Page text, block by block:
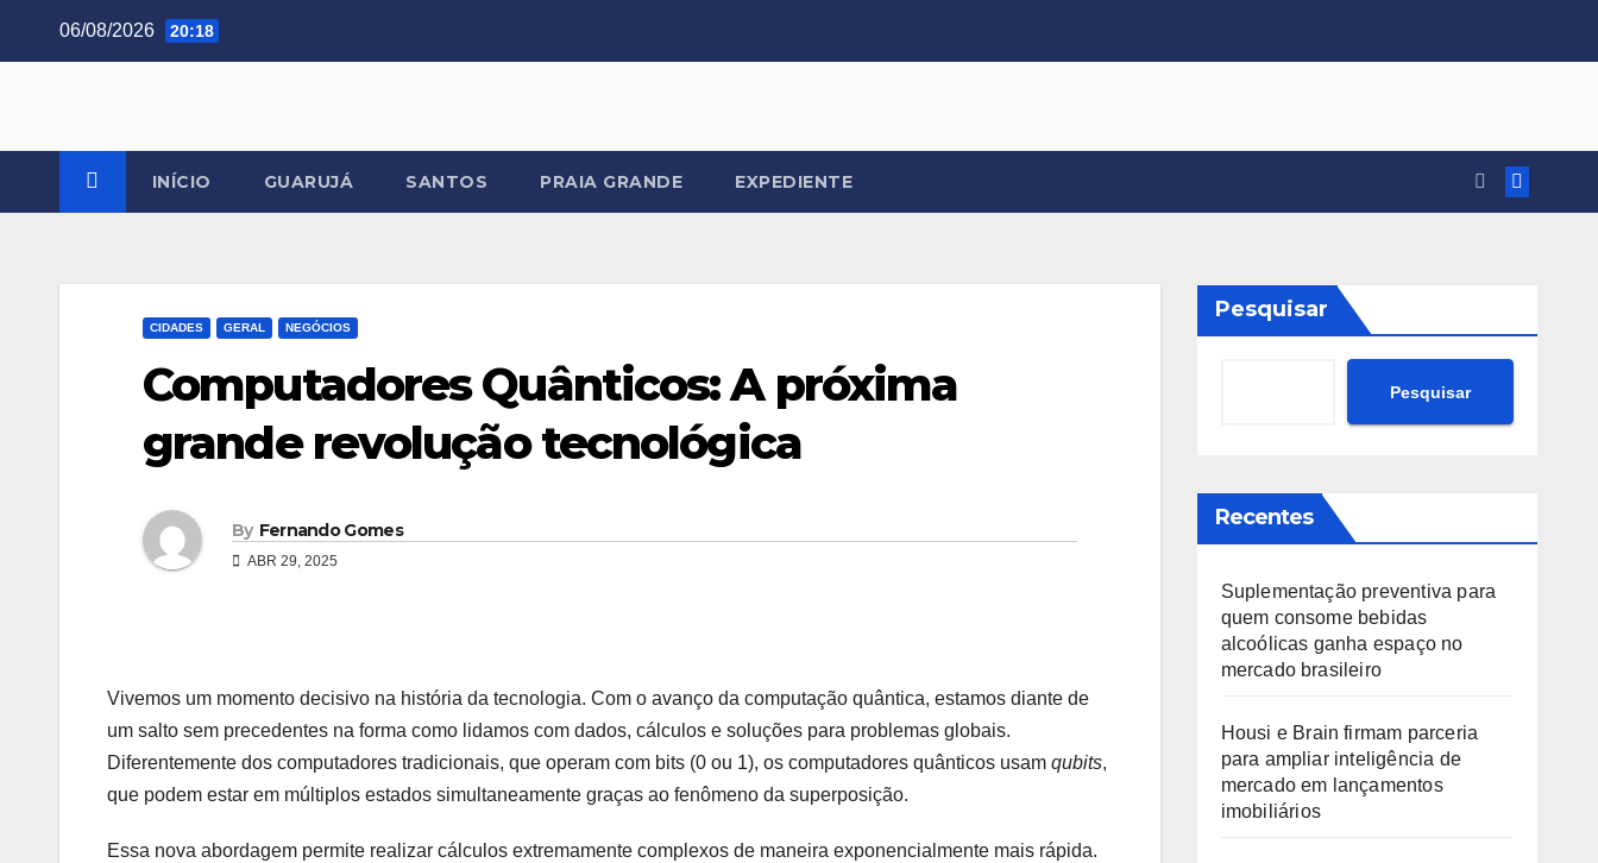
06/08/2026 20:18
INÍCIO GUARUJÁ SANTOS PRAIA GRANDE EXPEDIENTE
CIDADES GERAL NEGÓCIOS
Computadores Quânticos: A próxima
grande revolução tecnológica
By Fernando Gomes
ABR 29, 2025
Vivemos um momento decisivo na história da tecnologia. Com o avanço da computação quântica, estamos diante de
um salto sem precedentes na forma como lidamos com dados, cálculos e soluções para problemas globais.
Diferentemente dos computadores tradicionais, que operam com bits (0 ou 1), os computadores quânticos usam qubits,
que podem estar em múltiplos estados simultaneamente graças ao fenômeno da superposição.
Essa nova abordagem permite realizar cálculos extremamente complexos de maneira exponencialmente mais rápida.
Pesquisar
Pesquisar
Recentes
Suplementação preventiva para
quem consome bebidas
alcoólicas ganha espaço no
mercado brasileiro
Housi e Brain firmam parceria
para ampliar inteligência de
mercado em lançamentos
imobiliários